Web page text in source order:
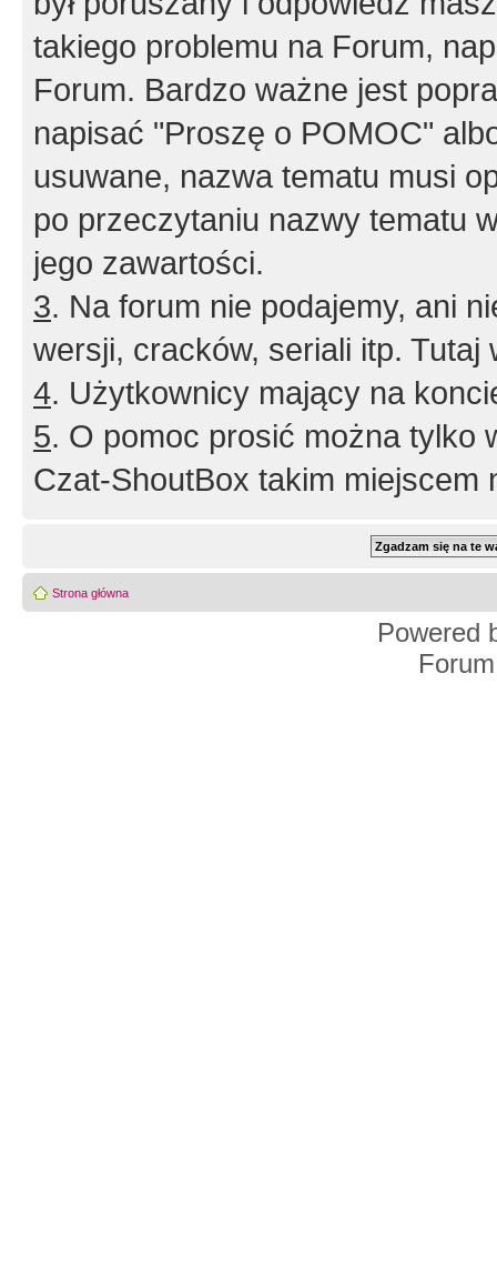
takiego problemu na Forum,
Forum. Bardzo ważne jest
napisać "Proszę o POMOC"
usuwane, nazwa tematu musi
po przeczytaniu nazwy tematu
jego zawartości.
3. Na forum nie podajemy, ani
wersji, cracków, seriali itp. Tutaj
4. Użytkownicy mający na
5. O pomoc prosić można tylko
Czat-ShoutBox takim miejscem
Strona główna
Powered